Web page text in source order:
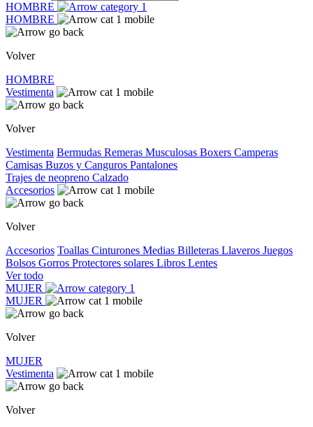
HOMBRE
HOMBRE
Volver
HOMBRE
Vestimenta
Volver
Vestimenta Bermudas Remeras Musculosas Boxers Camperas
Camisas Buzos y Canguros Pantalones
Trajes de neopreno Calzado
Accesorios
Volver
Accesorios Toallas Cinturones Medias Billeteras Llaveros Juegos
Bolsos Gorros Protectores solares Libros Lentes
Ver todo
MUJER
MUJER
Volver
MUJER
Vestimenta
Volver